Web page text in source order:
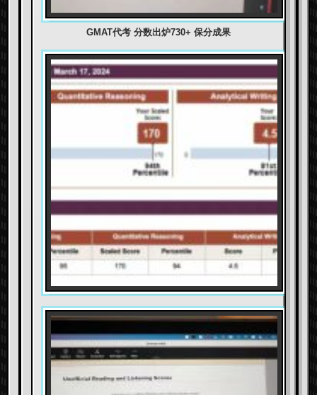
GMAT代考 分数出炉730+ 保分成果